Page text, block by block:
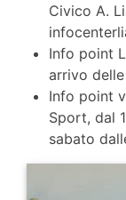
Civico A.
Info point
arrivo
Info point
Sport, dal
sabato